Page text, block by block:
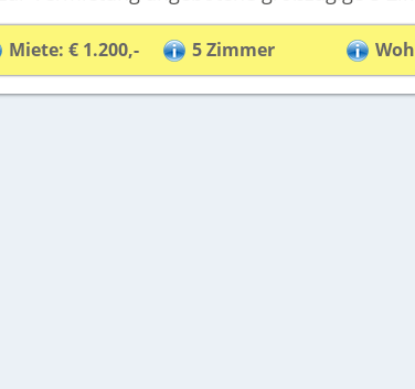
Miete: € 1.200,- 5 Zimmer